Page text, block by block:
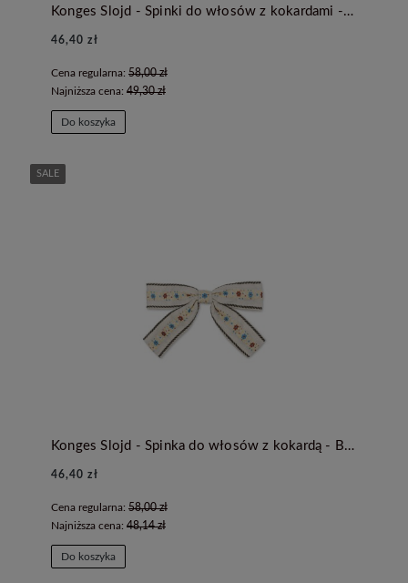
Konges Slojd - Spinki do włosów z kokardami - MELLOW ROSE
46,40 zł
Cena regularna: 58,00 zł
Najniższa cena: 49,30 zł
Do koszyka
Konges Slojd - Spinka do włosów z kokardą - BEIGE
46,40 zł
Cena regularna: 58,00 zł
Najniższa cena: 48,14 zł
Do koszyka
SALE